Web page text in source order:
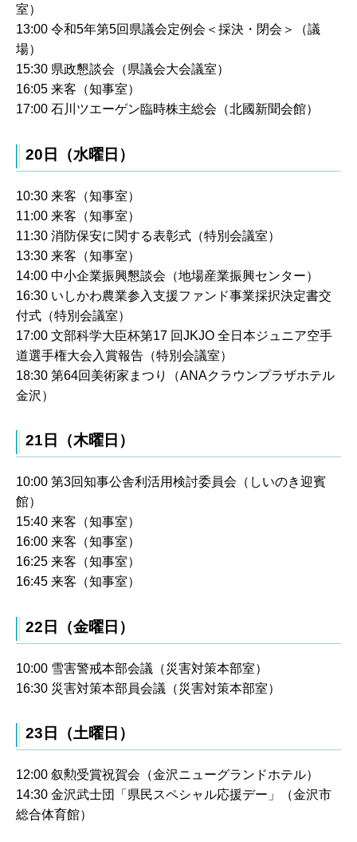
室）
13:00 令和5年第5回県議会定例会＜採決・閉会＞（議
場）
15:30 県政懇談会（県議会大会議室）
16:05 来客（知事室）
17:00 石川ツエーゲン臨時株主総会（北國新聞会館）
20日（水曜日）
10:30 来客（知事室）
11:00 来客（知事室）
11:30 消防保安に関する表彰式（特別会議室）
13:30 来客（知事室）
14:00 中小企業振興懇談会（地場産業振興センター）
16:30 いしかわ農業参入支援ファンド事業採択決定書交
付式（特別会議室）
17:00 文部科学大臣杯第17 回JKJO 全日本ジュニア空手
道選手権大会入賞報告（特別会議室）
18:30 第64回美術家まつり（ANAクラウンプラザホテル
金沢）
21日（木曜日）
10:00 第3回知事公舎利活用検討委員会（しいのき迎賓
館）
15:40 来客（知事室）
16:00 来客（知事室）
16:25 来客（知事室）
16:45 来客（知事室）
22日（金曜日）
10:00 雪害警戒本部会議（災害対策本部室）
16:30 災害対策本部員会議（災害対策本部室）
23日（土曜日）
12:00 叙勲受賞祝賀会（金沢ニューグランドホテル）
14:30 金沢武士団「県民スペシャル応援デー」（金沢市
総合体育館）